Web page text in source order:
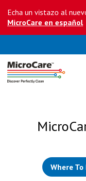
Echa un vistazo al
MicroCare en español
Where To